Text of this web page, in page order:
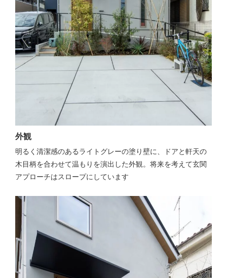
外観
明るく清潔感のあるライトグレーの塗り壁に、ドアと軒天の
木目柄を合わせて温もりを演出した外観。将来を考えて玄関
アプローチはスロープにしています